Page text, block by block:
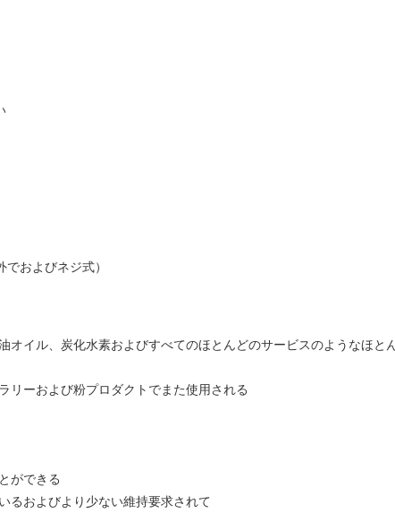
でおよびネジ式）
オイル、炭化水素およびすべてのほとんどのサービスのようなほと
リーおよび粉プロダクトでまた使用される
ができる
るおよびより少ない維持要求されて